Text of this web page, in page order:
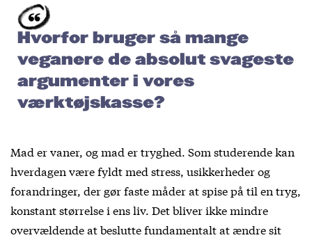
Hvorfor bruger så mange
veganere de absolut svageste
argumenter i vores
værktøjskasse?
Mad er vaner, og mad er tryghed. Som studerende kan
hverdagen være fyldt med stress, usikkerheder og
forandringer, der gør faste måder at spise på til en tryg,
konstant størrelse i ens liv. Det bliver ikke mindre
overvældende at beslutte fundamentalt at ændre sit